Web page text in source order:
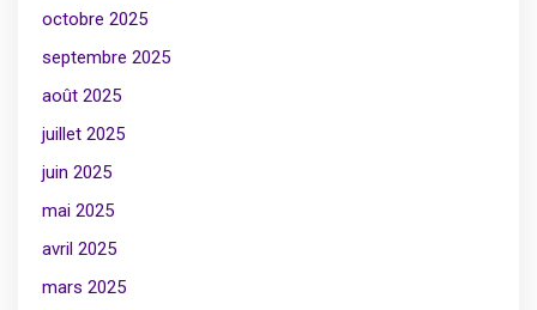
octobre 2025
septembre 2025
août 2025
juillet 2025
juin 2025
mai 2025
avril 2025
mars 2025